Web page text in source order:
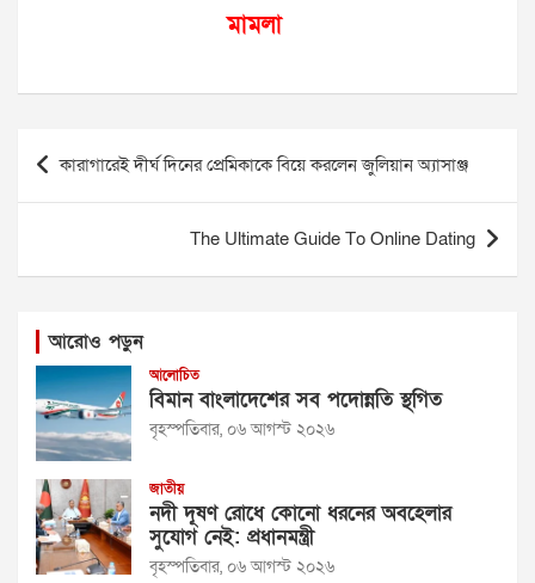
মামলা
Post
navigation
কারাগারেই দীর্ঘ দিনের প্রেমিকাকে বিয়ে করলেন জুলিয়ান অ্যাসাঞ্জ
The Ultimate Guide To Online Dating
আরোও পড়ুন
আলোচিত
বিমান বাংলাদেশের সব পদোন্নতি স্থগিত
বৃহস্পতিবার, ০৬ আগস্ট ২০২৬
জাতীয়
নদী দূষণ রোধে কোনো ধরনের অবহেলার
সুযোগ নেই: প্রধানমন্ত্রী
বৃহস্পতিবার, ০৬ আগস্ট ২০২৬